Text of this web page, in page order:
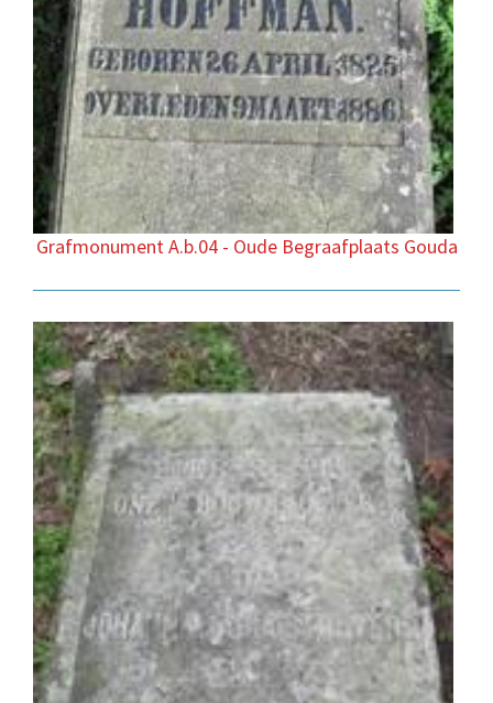
Grafmonument A.b.04 - Oude Begraafplaats Gouda